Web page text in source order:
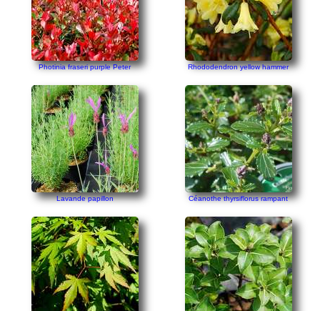
Photinia fraseri purple Peter Rhododendron yellow hammer
Lavande papillon Céanothe thyrsiflorus rampant